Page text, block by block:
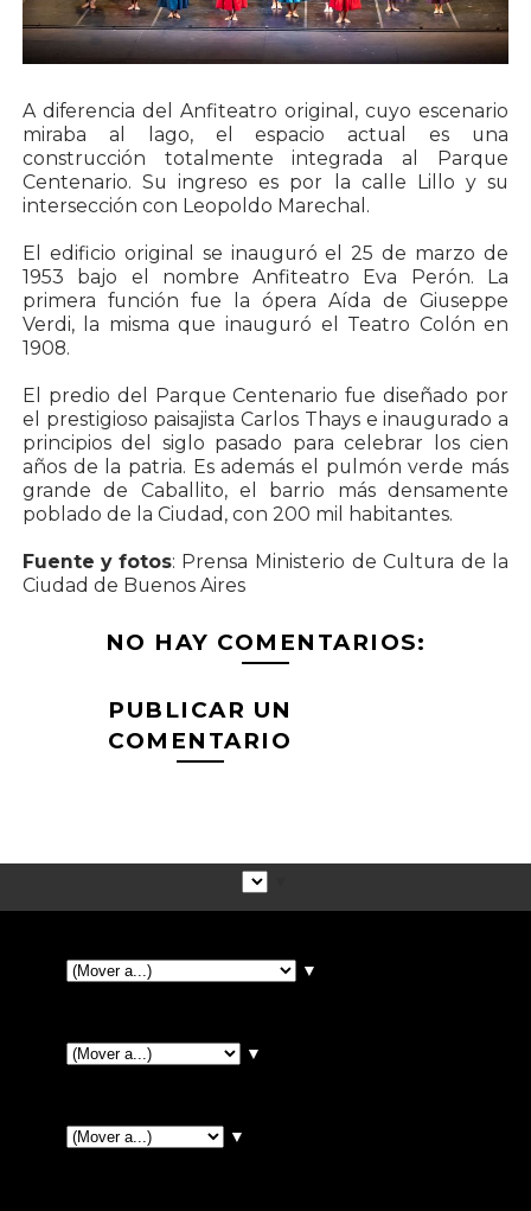
A diferencia del Anfiteatro original, cuyo escenario
miraba al lago, el espacio actual es una
construcción totalmente integrada al Parque
Centenario. Su ingreso es por la calle Lillo y su
intersección con Leopoldo Marechal.
El edificio original se inauguró el 25 de marzo de
1953 bajo el nombre Anfiteatro Eva Perón. La
primera función fue la ópera Aída de Giuseppe
Verdi, la misma que inauguró el Teatro Colón en
1908.
El predio del Parque Centenario fue diseñado por
el prestigioso paisajista Carlos Thays e inaugurado a
principios del siglo pasado para celebrar los cien
años de la patria. Es además el pulmón verde más
grande de Caballito, el barrio más densamente
poblado de la Ciudad, con 200 mil habitantes.
Fuente y fotos: Prensa Ministerio de Cultura de la
Ciudad de Buenos Aires
NO HAY COMENTARIOS:
PUBLICAR UN
COMENTARIO
▼
▼
▼